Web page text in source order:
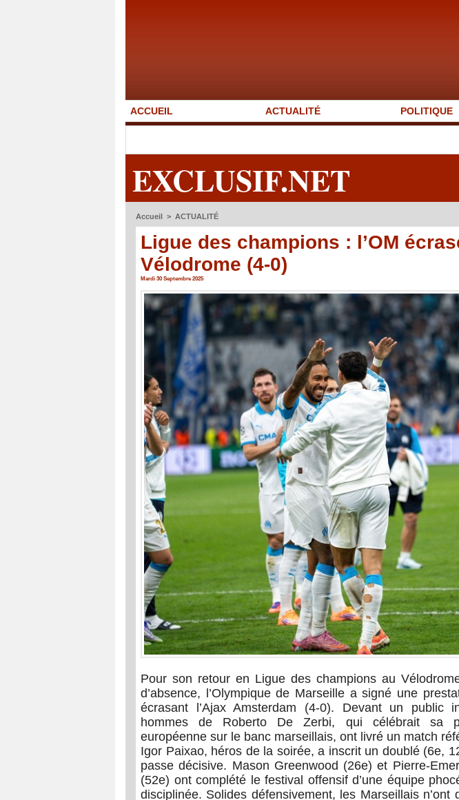
ACCUEIL ACTUALITÉ POLITIQUE
EXCLUSIF.NET
Accueil > ACTUALITÉ
Ligue des champions : l’OM
Vélodrome (4-0)
Mardi 30 Septembre 2025
Pour son retour en Ligue des champions au
d’absence, l’Olympique de Marseille a signé une
écrasant l’Ajax Amsterdam (4-0). Devant un public
hommes de Roberto De Zerbi, qui célébrait sa
européenne sur le banc marseillais, ont livré un match
Igor Paixao, héros de la soirée, a inscrit un doublé (6e,
passe décisive. Mason Greenwood (26e) et Pierre-
(52e) ont complété le festival offensif d’une équipe
disciplinée. Solides défensivement, les Marseillais n’ont